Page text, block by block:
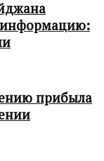
прибыла